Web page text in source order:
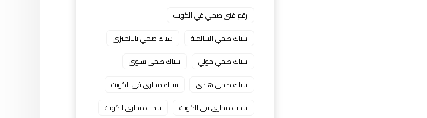
رقم فني صحي في الكويت
سباك صحي السالمية
سباك صحي بالانجليزي
سباك صحي حولي
سباك صحي سلوى
سباك صحي هندي
سباك مجاري في الكويت
سحب مجاري في الكويت
سحب مجاري الكويت